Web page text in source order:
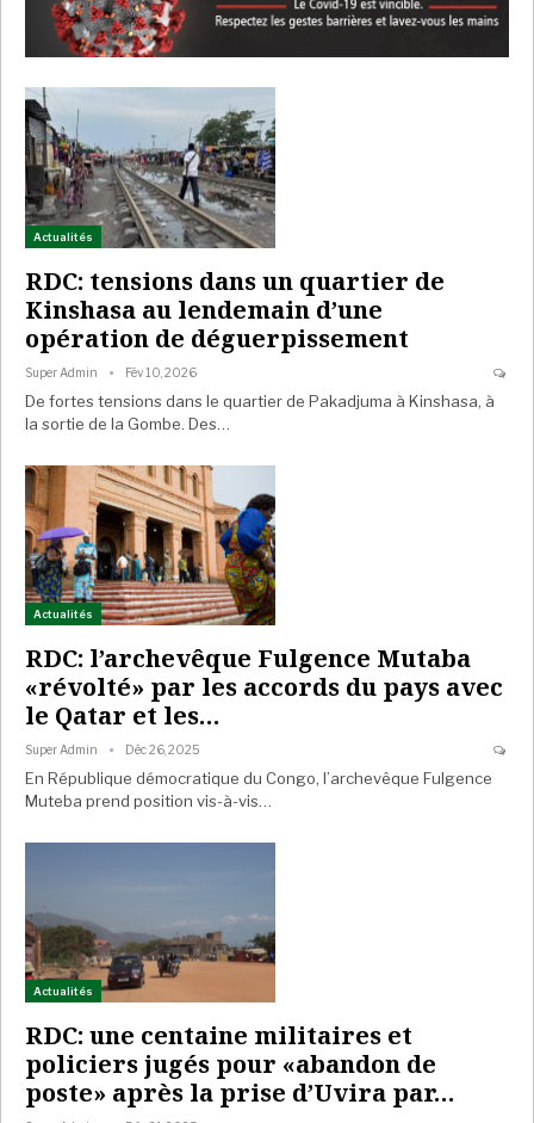
Actualités
RDC: tensions dans un quartier de
Kinshasa au lendemain d’une
opération de déguerpissement
Super Admin Fév 10, 2026
De fortes tensions dans le quartier de Pakadjuma à Kinshasa, à
la sortie de la Gombe. Des…
Actualités
RDC: l’archevêque Fulgence Mutaba
«révolté» par les accords du pays avec
le Qatar et les…
Super Admin Déc 26, 2025
En République démocratique du Congo, l’archevêque Fulgence
Muteba prend position vis-à-vis…
Actualités
RDC: une centaine militaires et
policiers jugés pour «abandon de
poste» après la prise d’Uvira par…